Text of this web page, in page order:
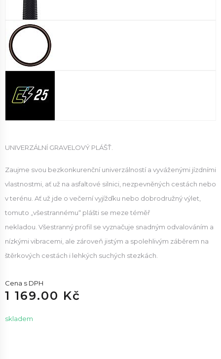
UNIVERZÁLNÍ GRAVELOVÝ PLÁŠŤ.
Zaujme svou bezkonkurenční univerzálností a vyváženými jízdními
vlastnostmi, ať už na asfaltové silnici, nezpevněných cestách nebo
v terénu. Ať už jde o večerní vyjížďku nebo dobrodružný výlet,
tomuto „všestrannému“ plášti se meze téměř
nekladou. Všestranný profil se vyznačuje snadným odvalováním a
nízkými vibracemi, ale zároveň jistým a spolehlivým záběrem na
štěrkových cestách i lehkých suchých stezkách.
Cena s DPH
1 169.00 Kč
skladem